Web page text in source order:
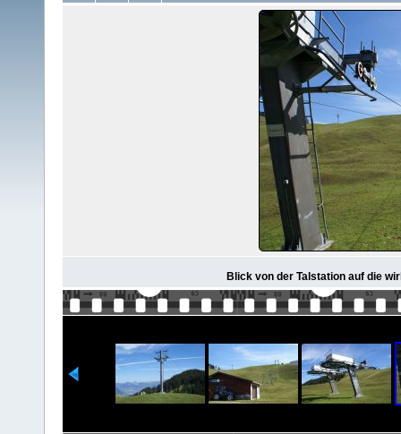
Blick von der Talstation auf die